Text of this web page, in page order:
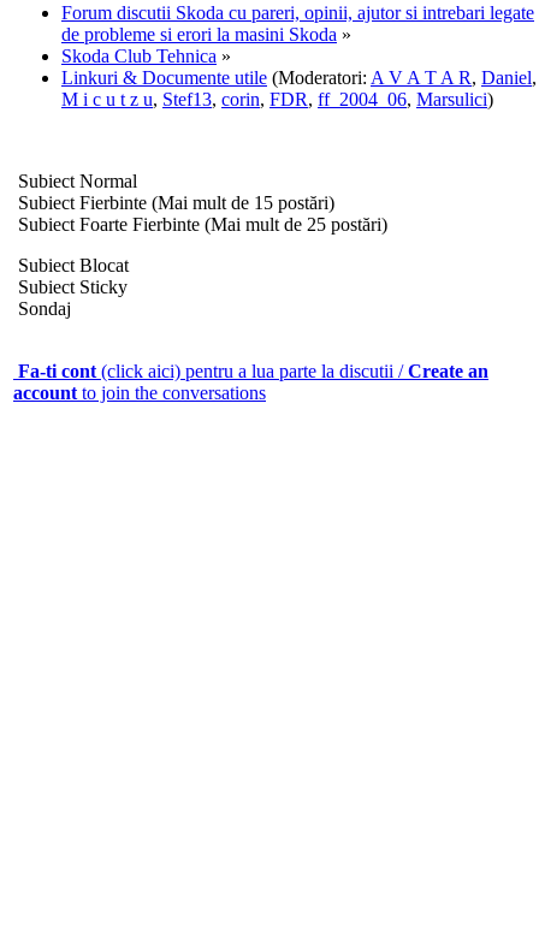
Forum discutii Skoda cu pareri, opinii, ajutor si intrebari legate
de probleme si erori la masini Skoda »
Skoda Club Tehnica »
Linkuri & Documente utile (Moderatori: A V A T A R, Daniel,
M i c u t z u, Stef13, corin, FDR, ff_2004_06, Marsulici)
Subiect Normal
Subiect Fierbinte (Mai mult de 15 postări)
Subiect Foarte Fierbinte (Mai mult de 25 postări)
Subiect Blocat
Subiect Sticky
Sondaj
Fa-ti cont (click aici) pentru a lua parte la discutii /Create an
account to join the conversations